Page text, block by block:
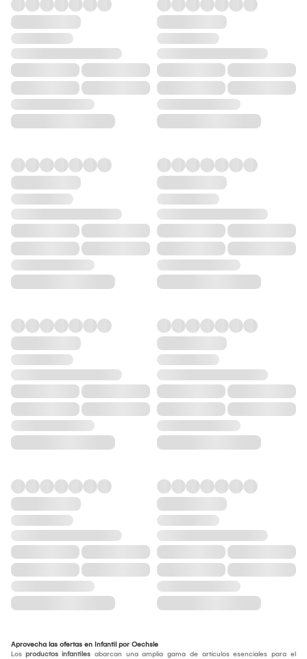
Aprovecha las ofertas en Infantil por Oechsle
Los productos infantiles abarcan una amplia gama de artículos esenciales para el